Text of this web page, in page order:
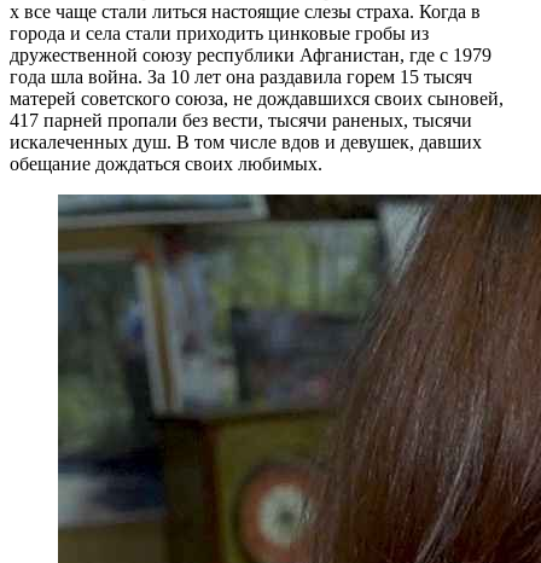
х все чаще стали литься настоящие слезы страха. Когда в
города и села стали приходить цинковые гробы из
дружественной союзу республики Афганистан, где с 1979
года шла война. За 10 лет она раздавила горем 15 тысяч
матерей советского союза, не дождавшихся своих сыновей,
417 парней пропали без вести, тысячи раненых, тысячи
искалеченных душ. В том числе вдов и девушек, давших
обещание дождаться своих любимых.